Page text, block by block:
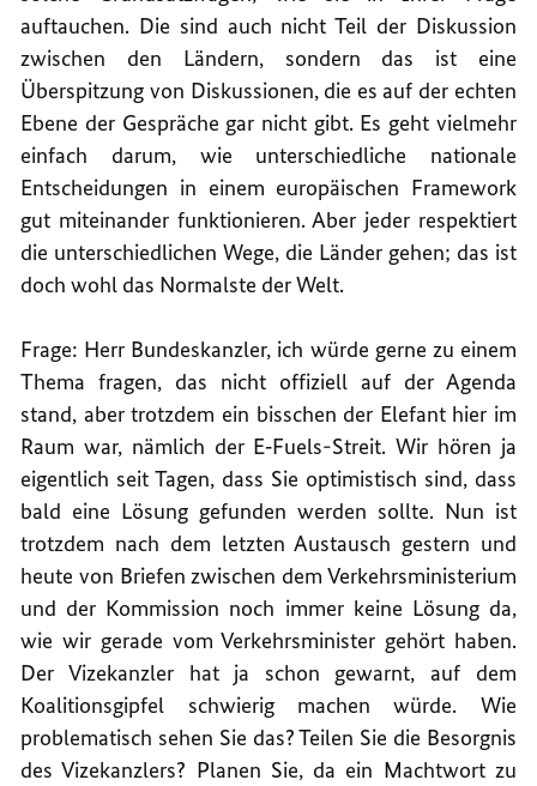
auftauchen. Die sind auch nicht Teil der Diskussion
zwischen den Ländern, sondern das ist eine
Überspitzung von Diskussionen, die es auf der echten
Ebene der Gespräche gar nicht gibt. Es geht vielmehr
einfach darum, wie unterschiedliche nationale
Entscheidungen in einem europäischen Framework
gut miteinander funktionieren. Aber jeder respektiert
die unterschiedlichen Wege, die Länder gehen; das ist
doch wohl das Normalste der Welt.
Frage: Herr Bundeskanzler, ich würde gerne zu einem
Thema fragen, das nicht offiziell auf der Agenda
stand, aber trotzdem ein bisschen der Elefant hier im
Raum war, nämlich der E‑Fuels-Streit. Wir hören ja
eigentlich seit Tagen, dass Sie optimistisch sind, dass
bald eine Lösung gefunden werden sollte. Nun ist
trotzdem nach dem letzten Austausch gestern und
heute von Briefen zwischen dem Verkehrsministerium
und der Kommission noch immer keine Lösung da,
wie wir gerade vom Verkehrsminister gehört haben.
Der Vizekanzler hat ja schon gewarnt, auf dem
Koalitionsgipfel schwierig machen würde. Wie
problematisch sehen Sie das? Teilen Sie die Besorgnis
des Vizekanzlers? Planen Sie, da ein Machtwort zu